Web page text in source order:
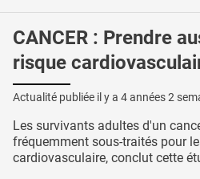
CANCER : Prendre
risque
Actualité publiée il y a 4 années 2
Les survivants adultes d'un
fréquemment sous-traités pour
cardiovasculaire, conclut cette